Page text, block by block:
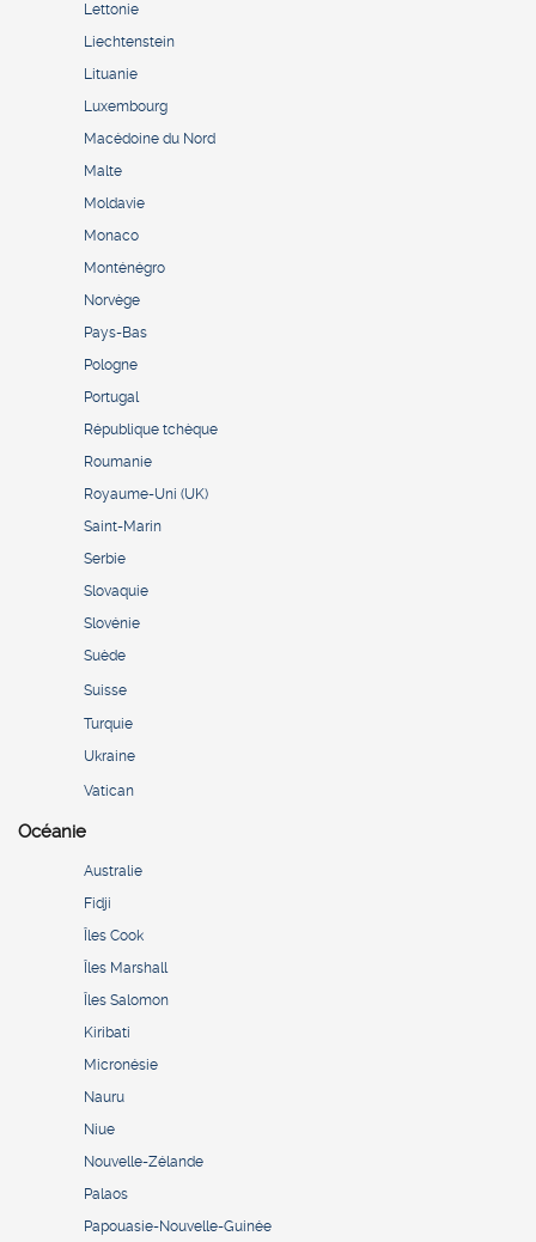
Lettonie
Liechtenstein
Lituanie
Luxembourg
Macédoine du Nord
Malte
Moldavie
Monaco
Monténégro
Norvège
Pays-Bas
Pologne
Portugal
République tchèque
Roumanie
Royaume-Uni (UK)
Saint-Marin
Serbie
Slovaquie
Slovénie
Suède
Suisse
Turquie
Ukraine
Vatican
Océanie
Australie
Fidji
Îles Cook
Îles Marshall
Îles Salomon
Kiribati
Micronésie
Nauru
Niue
Nouvelle-Zélande
Palaos
Papouasie-Nouvelle-Guinée